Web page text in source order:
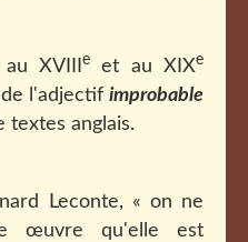
au XVIIIe et au XIXe
l'adjectif improbable
textes anglais.
Leconte, « on ne
œuvre qu'elle est